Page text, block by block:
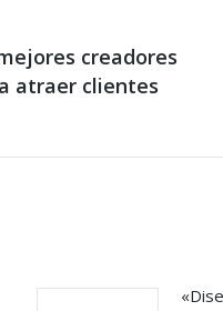
creadores
atraer clientes